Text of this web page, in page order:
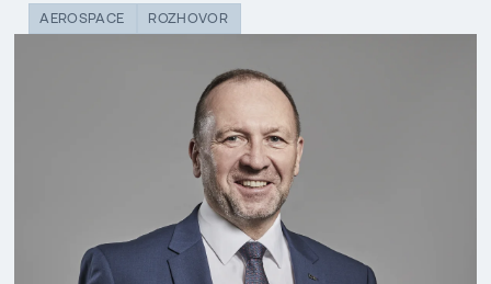
AEROSPACE ROZHOVOR